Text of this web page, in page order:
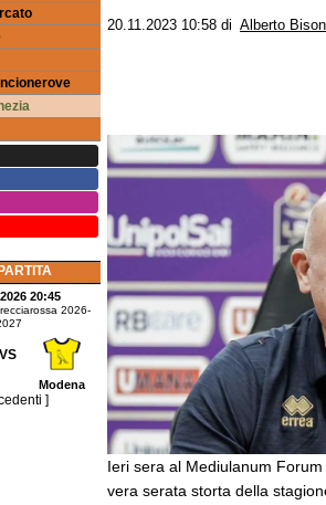
20:45
2026-
VS
Modena
]
20.11.2023 10:58 di Alberto Bison
Ieri sera al Mediulanum
vera serata storta della